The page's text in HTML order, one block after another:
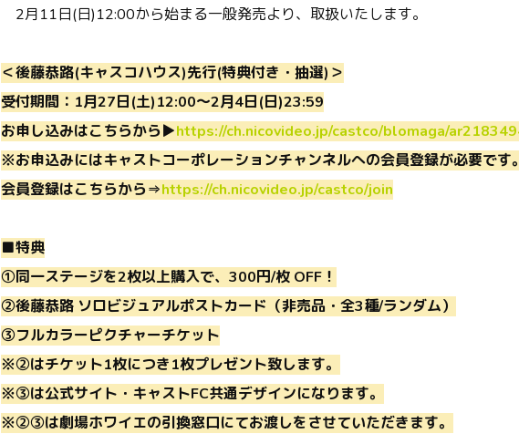
2月11日(日)12:00から始まる一般発売より、取扱いたします。
＜後藤恭路(キャスコハウス)先行(特典付き・抽選)＞
受付期間：1月27日(土)12:00〜2月4日(日)23:59
お申し込みはこちらから▶https://ch.nicovideo.jp/castco/blomaga/
※お申込みにはキャストコーポレーションチャンネルへの会員登録が必要です
会員登録はこちらから⇒https://ch.nicovideo.jp/castco/join
■特典
①同一ステージを2枚以上購入で、300円/枚 OFF！
②後藤恭路 ソロビジュアルポストカード（非売品・全3種/ランダム）
③フルカラーピクチャーチケット
※②はチケット1枚につき1枚プレゼント致します。
※③は公式サイト・キャストFC共通デザインになります。
※②③は劇場ホワイエの引換窓口にてお渡しをさせていただきます。